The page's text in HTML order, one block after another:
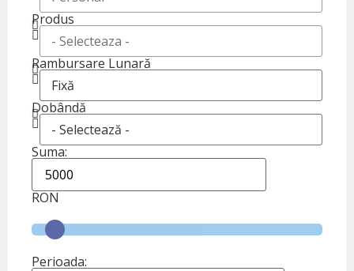
Produs
Rambursare Lunară
Dobândă
Suma:
RON
Perioada: